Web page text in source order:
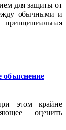
для защиты от
обычными и
объяснение
этом крайне
оценить